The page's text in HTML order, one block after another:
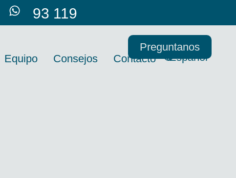
93 119
66 53
Equipo Consejos Contacto Español
Preguntanos